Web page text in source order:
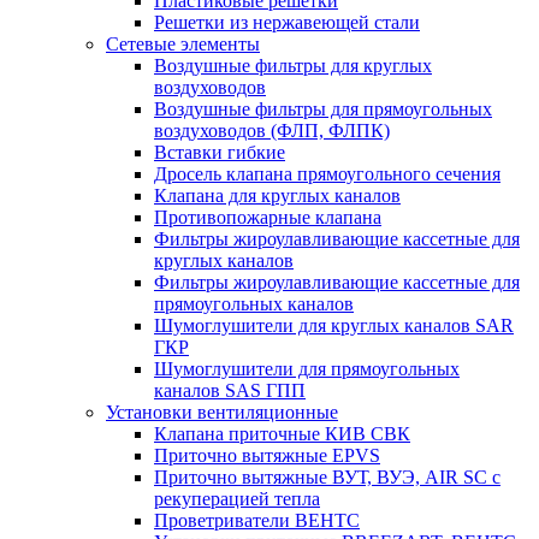
Решетки из нержавеющей стали
Сетевые элементы
Воздушные фильтры для круглых
воздуховодов
Воздушные фильтры для прямоугольных
воздуховодов (ФЛП, ФЛПК)
Вставки гибкие
Дросель клапана прямоугольного сечения
Клапана для круглых каналов
Противопожарные клапана
Фильтры жироулавливающие кассетные для
круглых каналов
Фильтры жироулавливающие кассетные для
прямоугольных каналов
Шумоглушители для круглых каналов SAR
ГКР
Шумоглушители для прямоугольных
каналов SAS ГПП
Установки вентиляционные
Клапана приточные КИВ СВК
Приточно вытяжные EPVS
Приточно вытяжные ВУТ, ВУЭ, AIR SC с
рекуперацией тепла
Проветриватели ВЕНТС